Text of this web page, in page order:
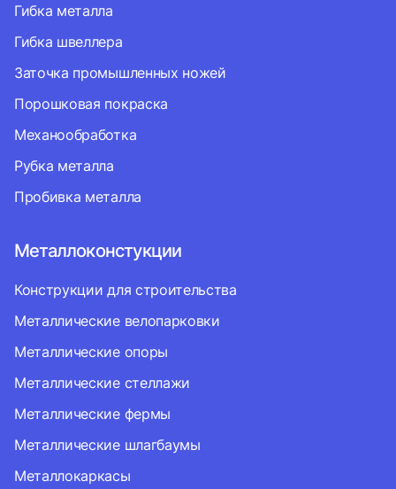
Гибка металла
Гибка швеллера
Заточка промышленных ножей
Порошковая покраска
Механообработка
Рубка металла
Пробивка металла
Металлоконстукции
Конструкции для строительства
Металлические велопарковки
Металлические опоры
Металлические стеллажи
Металлические фермы
Металлические шлагбаумы
Металлокаркасы